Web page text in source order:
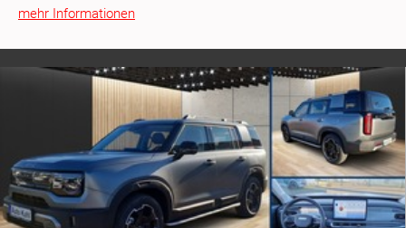
mehr Informationen